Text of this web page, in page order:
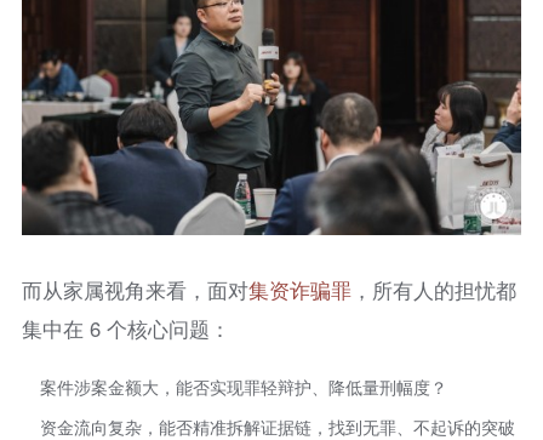
而从家属视角来看，面对集资诈骗罪，所有人的担忧都
集中在 6 个核心问题：
案件涉案金额大，能否实现罪轻辩护、降低量刑幅度？
资金流向复杂，能否精准拆解证据链，找到无罪、不起诉的突破